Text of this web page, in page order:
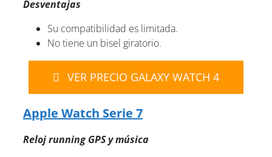
Desventajas
Su compatibilidad es limitada.
No tiene un bisel giratorio.
VER PRECIO GALAXY WATCH 4
Apple Watch Serie 7
Reloj running GPS y música